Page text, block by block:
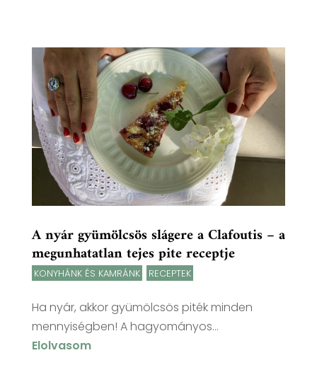
A nyár gyümölcsös slágere a Clafoutis – a
megunhatatlan tejes pite receptje
KONYHÁNK ÉS KAMRÁNK RECEPTEK
Ha nyár, akkor gyümölcsös piték minden
mennyiségben! A hagyományos...
Elolvasom